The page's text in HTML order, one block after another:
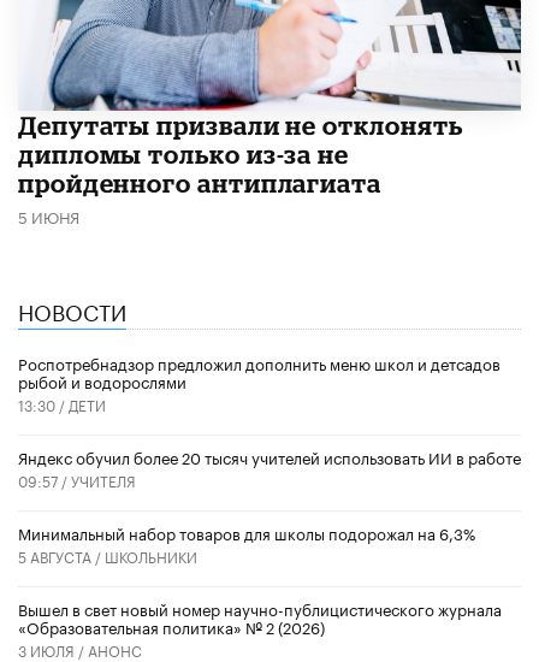
Депутаты призвали не отклонять
дипломы только из-за не
пройденного антиплагиата
5 ИЮНЯ
НОВОСТИ
Роспотребнадзор предложил дополнить меню школ и детсадов
рыбой и водорослями
13:30 / ДЕТИ
​Яндекс обучил более 20 тысяч учителей использовать ИИ в работе
09:57 /УЧИТЕЛЯ
Минимальный набор товаров для школы подорожал на 6,3%
5 АВГУСТА / ШКОЛЬНИКИ
Вышел в свет новый номер научно-публицистического журнала
«Образовательная политика» № 2 (2026)
3 ИЮЛЯ / АНОНС